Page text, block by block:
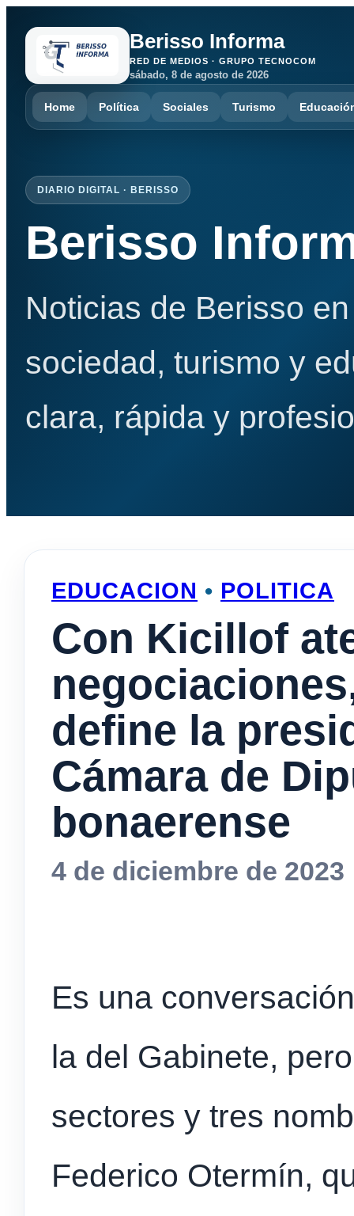
Berisso Informa
RED DE MEDIOS · GRUPO TECNOCOM
sábado, 8 de agosto de 2026
Home Política Sociales Turismo
DIARIO DIGITAL · BERISSO
Berisso
Noticias de Berisso
sociedad, turismo y
clara, rápida y
EDUCACION • POLITICA
Con Kicillof
define la
Cámara de
bonaerense
4 de diciembre de 2023
Es una
la del Gabinete,
sectores y tres
Federico Otermín,